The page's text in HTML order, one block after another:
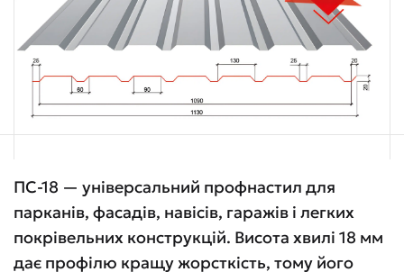
ПС-18 — універсальний профнастил для
парканів, фасадів, навісів, гаражів і легких
покрівельних конструкцій. Висота хвилі 18 мм
дає профілю кращу жорсткість, тому його